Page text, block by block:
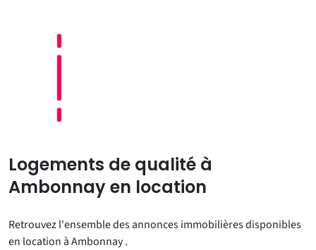
Logements de qualité à
Ambonnay en location
Retrouvez l'ensemble des annonces immobilières disponibles
en location à Ambonnay .